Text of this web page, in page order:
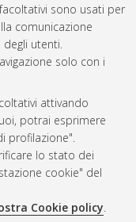
sono usati per
comunicazione
utenti.
solo con i
attivando
potrai esprimere
profilazione".
lo stato dei
cookie" del
Cookie policy.
Aug 6 20:37:03 2026